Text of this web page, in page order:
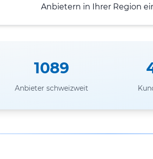
Anbietern in Ihrer Region
1089
Anbieter schweizweit